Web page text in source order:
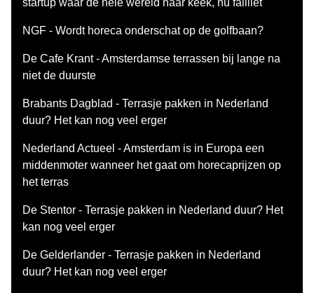
startup waar de hele wereld naar keek, nu failliet
NGF - Wordt horeca onderschat op de golfbaan?
De Cafe Krant - Amsterdamse terrassen bij lange na
niet de duurste
Brabants Dagblad - Terrasje pakken in Nederland
duur? Het kan nog veel erger
Nederland Actueel - Amsterdam is in Europa een
middenmoter wanneer het gaat om horecaprijzen op
het terras
De Stentor - Terrasje pakken in Nederland duur? Het
kan nog veel erger
De Gelderlander - Terrasje pakken in Nederland
duur? Het kan nog veel erger